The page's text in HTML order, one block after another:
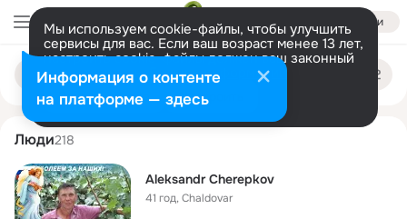
Войти
Мы используем cookie-файлы, чтобы улучшить
сервисы для вас. Если ваш возраст менее 13 лет,
настроить cookie-файлы должен ваш законный
представитель. Больше информации
Разрешить все Настроить
Поиск
людям
aleksandr cherepkov
Люди218
Aleksandr Cherepkov
41 год,Chaldovar
Информация о контенте
на платформе — здесь